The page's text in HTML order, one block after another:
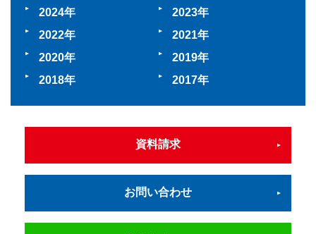
2024
2023
2022
2021
2020
2019
2018
2017
資料請求
お問い合わせ